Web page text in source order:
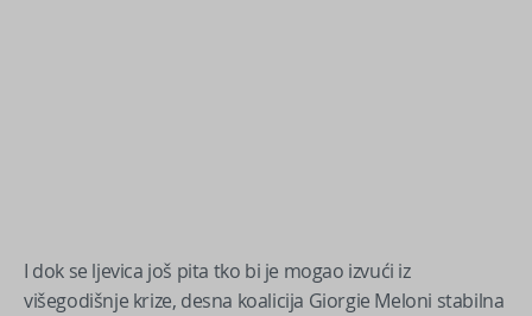
I dok se ljevica još pita tko bi je mogao izvući iz
višegodišnje krize, desna koalicija Giorgie Meloni stabilna